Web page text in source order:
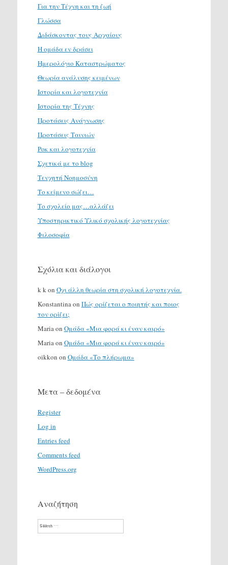
Για την Τέχνη και τη ζωή
Γλώσσα
Διδάσκοντας τους Αρχαίους
Η ομάδα εν δράσει
Ημερολόγιο Καταστρώματος
Θεωρία ανάλυσης κειμένων
Ιστορία και λογοτεχνία
Ιστορία της Τέχνης
Προτάσεις Ανάγνωσης
Προτάσεις Ταινιών
Ροκ και λογοτεχνία
Σχετικά με το blog
Τενχητή Νοημοσύνη
Το κείμενο σώζει…
Το σχολείο μας…αλλάζει
Υποστηρικτικό Υλικό σχολικής λογοτεχνίας
Φιλοσοφία
Σχόλια και διάλογοι
k kon Όχι άλλη θεωρία στη σχολική λογοτεχνία.
Konstantinaon Πώς ορίζεται ο ποιητής και ποιος
τον ορίζει;
Mariaon Ομάδα «Μια φορά κι έναν καιρό»
Mariaon Ομάδα «Μια φορά κι έναν καιρό»
oikkon on Ομάδα «Το πλήρωμα»
Μετα – δεδομένα
Register
Log in
Entries feed
Comments feed
WordPress.org
Αναζήτηση
Search